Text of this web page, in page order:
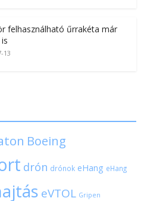
felhasználható űrrakéta már
13
Boeing
drón drónok eHang eHang
eVTOL Gripen